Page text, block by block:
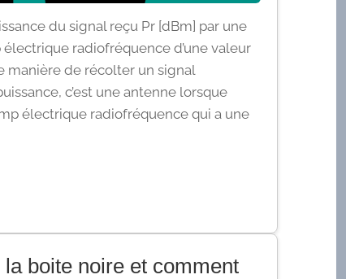
du signal reçu Pr [dBm] par une
radiofréquence d’une valeur
manière de récolter un signal
c’est une antenne lorsque
électrique radiofréquence qui a une
la boite noire et comment